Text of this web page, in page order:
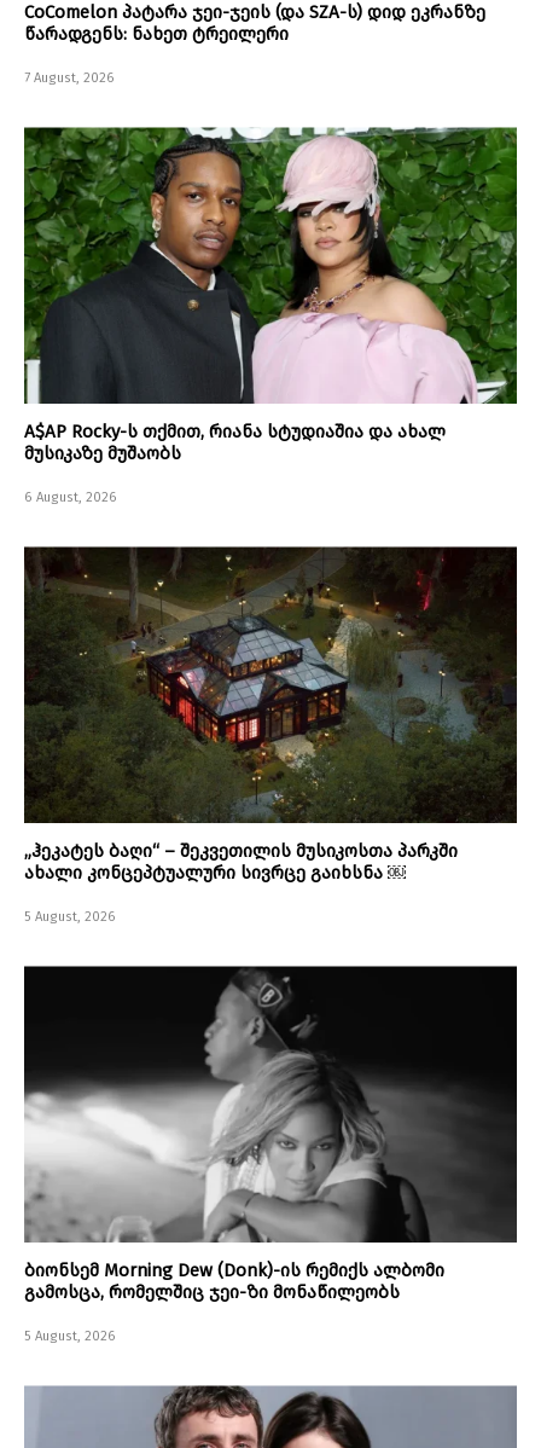
CoComelon პატარა ჯეი-ჯეის (და SZA-ს) დიდ ეკრანზე
წარადგენს: ნახეთ ტრეილერი
7 August, 2026
A$AP Rocky-ს თქმით, რიანა სტუდიაშია და ახალ
მუსიკაზე მუშაობს
6 August, 2026
„ჰეკატეს ბაღი“ – შეკვეთილის მუსიკოსთა პარკში
ახალი კონცეპტუალური სივრცე გაიხსნა ￼
5 August, 2026
ბიონსემ Morning Dew (Donk)-ის რემიქს ალბომი
გამოსცა, რომელშიც ჯეი-ზი მონაწილეობს
5 August, 2026